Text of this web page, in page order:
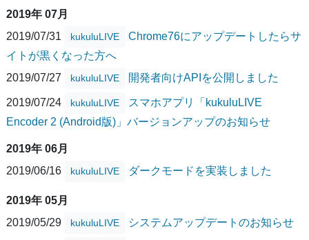
2019年 07月
2019/07/31
kukuluLIVE
Chrome76にアップデートしたらサ
イトが黒くなった方へ
2019/07/27
kukuluLIVE 開発者向けAPIを公開しました
2019/07/24 kukuluLIVE
スマホアプリ「kukuluLIVE
Encoder 2 (Android版)」バージョンアップのお知らせ
2019年 06月
2019/06/16
kukuluLIVE ダークモードを実装しました
2019年 05月
2019/05/29
kukuluLIVE システムアップデートのお知らせ